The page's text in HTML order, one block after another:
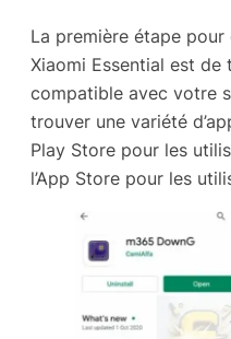
La première étape
Xiaomi Essential est
compatible avec votre
trouver une variété
Play Store pour les
l’App Store pour les